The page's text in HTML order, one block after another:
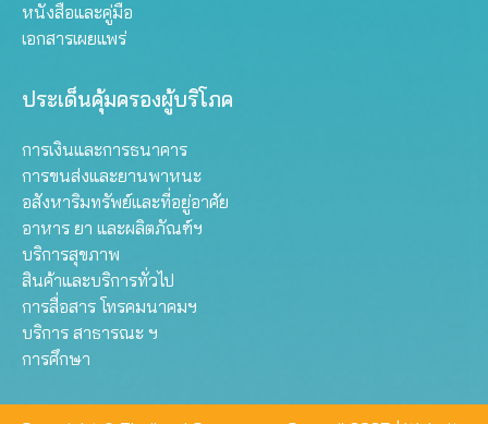
หนังสือและคู่มือ
เอกสารเผยแพร่
ประเด็นคุ้มครองผู้บริโภค
การเงินและการธนาคาร
การขนส่งและยานพาหนะ
อสังหาริมทรัพย์และที่อยู่อาศัย
อาหาร ยา และผลิตภัณฑ์ฯ
บริการสุขภาพ
สินค้าและบริการทั่วไป
การสื่อสาร โทรคมนาคมฯ
บริการ สาธารณะ ฯ
การศึกษา